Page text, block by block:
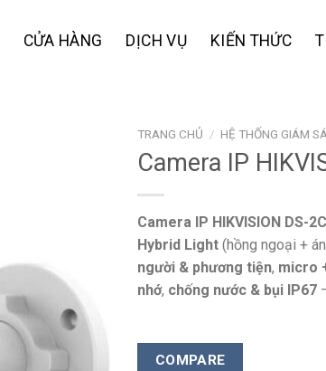
CỬA HÀNG DỊCH VỤ KIẾN THỨC
TRANG CHỦ / HỆ THỐNG GIÁM
Camera IP
Camera IP HIKVISION DS-
Hybrid Light (hồng ngoại +
người & phương tiện, micro
nhớ, chống nước & bụi IP67
COMPARE